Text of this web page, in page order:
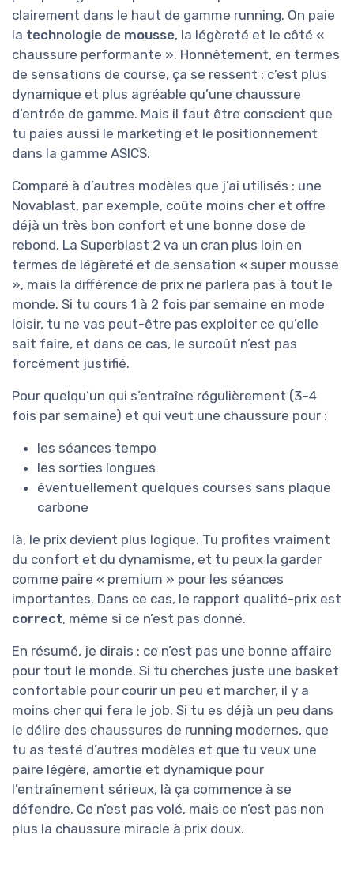
clairement dans le haut de gamme running. On paie
la technologie de mousse, la légèreté et le côté «
chaussure performante ». Honnêtement, en termes
de sensations de course, ça se ressent : c’est plus
dynamique et plus agréable qu’une chaussure
d’entrée de gamme. Mais il faut être conscient que
tu paies aussi le marketing et le positionnement
dans la gamme ASICS.
Comparé à d’autres modèles que j’ai utilisés : une
Novablast, par exemple, coûte moins cher et offre
déjà un très bon confort et une bonne dose de
rebond. La Superblast 2 va un cran plus loin en
termes de légèreté et de sensation « super mousse
», mais la différence de prix ne parlera pas à tout le
monde. Si tu cours 1 à 2 fois par semaine en mode
loisir, tu ne vas peut-être pas exploiter ce qu’elle
sait faire, et dans ce cas, le surcoût n’est pas
forcément justifié.
Pour quelqu’un qui s’entraîne régulièrement (3–4
fois par semaine) et qui veut une chaussure pour :
les séances tempo
les sorties longues
éventuellement quelques courses sans plaque
carbone
là, le prix devient plus logique. Tu profites vraiment
du confort et du dynamisme, et tu peux la garder
comme paire « premium » pour les séances
importantes. Dans ce cas, le rapport qualité-prix est
correct, même si ce n’est pas donné.
En résumé, je dirais : ce n’est pas une bonne affaire
pour tout le monde. Si tu cherches juste une basket
confortable pour courir un peu et marcher, il y a
moins cher qui fera le job. Si tu es déjà un peu dans
le délire des chaussures de running modernes, que
tu as testé d’autres modèles et que tu veux une
paire légère, amortie et dynamique pour
l’entraînement sérieux, là ça commence à se
défendre. Ce n’est pas volé, mais ce n’est pas non
plus la chaussure miracle à prix doux.